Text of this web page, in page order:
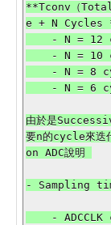
**Tconv（
e + N Cycles
由於是
要n的cycle來
on ADC說明
- Sampling